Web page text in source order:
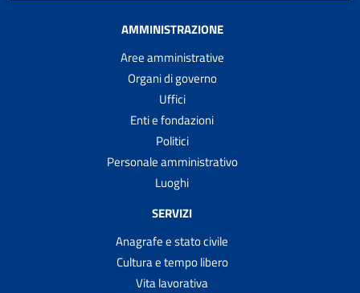
AMMINISTRAZIONE
Aree amministrative
Organi di governo
Uffici
Enti e fondazioni
Politici
Personale amministrativo
Luoghi
SERVIZI
Anagrafe e stato civile
Cultura e tempo libero
Vita lavorativa